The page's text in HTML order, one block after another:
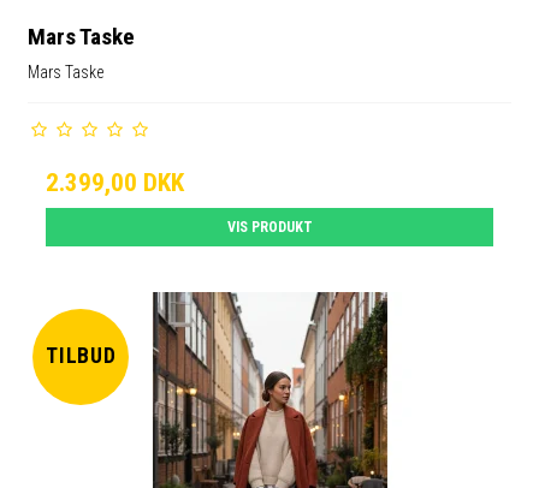
Mars Taske
Mars Taske
2.399,00 DKK
VIS PRODUKT
TILBUD